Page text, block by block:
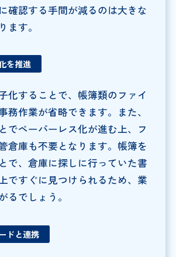
確認する手間が減るのは大きな
ます。
を推進
化することで、帳簿類のファイ
務作業が省略できます。また、
でペーパーレス化が進む上、フ
倉庫も不要となります。帳簿を
で、倉庫に探しに行っていた書
ですぐに見つけられるため、業
るでしょう。
ドと連携